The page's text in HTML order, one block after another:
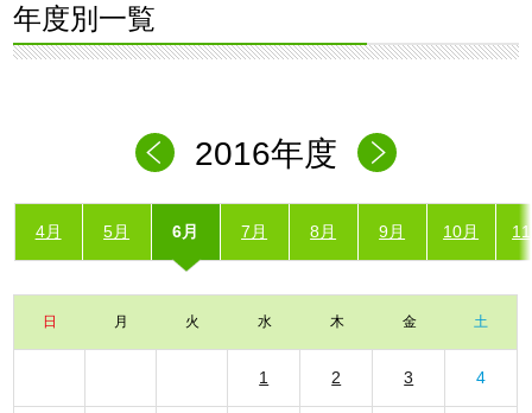
年度別一覧
2016年度
4月 5月 6月 7月 8月 9月 10月
日 月 火 水 木 金 土
1 2 3 4